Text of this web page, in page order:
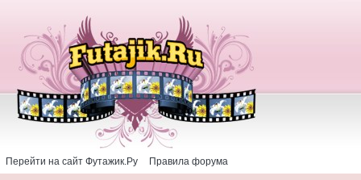
Перейти на сайт Футажик.Ру Правила форума